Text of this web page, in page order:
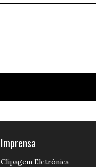
Imprensa
Clipagem Eletrônica